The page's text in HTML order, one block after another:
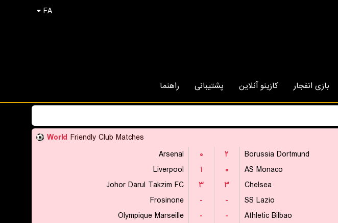
FA
بازی انفجار کازینو آنلاین پشتیبانی راهنما
World Friendly Club Matches
Arsenal
۰ ۲ Borussia Dortmund
Liverpool
۱ ۰ AS Monaco
Johor Darul Takzim FC
۳ ۳ Chelsea
Frosinone
- - SS Lazio
Olympique Marseille
- - Athletic Bilbao